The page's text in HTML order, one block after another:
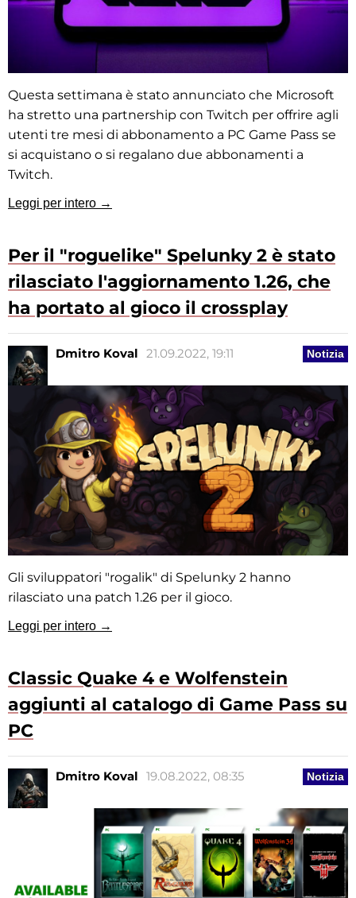
Questa settimana è stato annunciato che Microsoft
ha stretto una partnership con Twitch per offrire agli
utenti tre mesi di abbonamento a PC Game Pass se
si acquistano o si regalano due abbonamenti a
Twitch.
Leggi per intero →
Per il "roguelike" Spelunky 2 è stato
rilasciato l'aggiornamento 1.26, che
ha portato al gioco il crossplay
Notizia
Dmitro Koval 21.09.2022, 19:11
Gli sviluppatori "rogalik" di Spelunky 2 hanno
rilasciato una patch 1.26 per il gioco.
Leggi per intero →
Classic Quake 4 e Wolfenstein
aggiunti al catalogo di Game Pass su
PC
Notizia
Dmitro Koval 19.08.2022, 08:35